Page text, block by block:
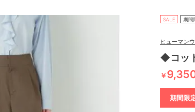
SALE 期間
ヒューマン
◆コッ
￥
期間限